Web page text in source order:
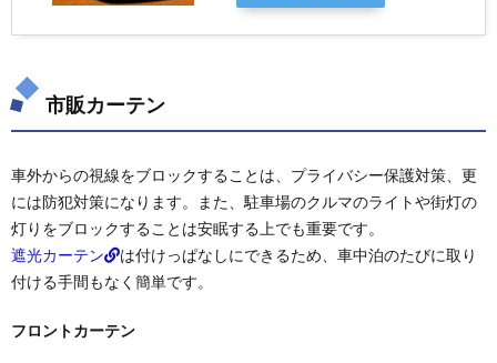
市販カーテン
車外からの視線をブロックすることは、プライバシー保護対策、更
には防犯対策になります。また、駐車場のクルマのライトや街灯の
灯りをブロックすることは安眠する上でも重要です。
遮光カーテン
は付けっぱなしにできるため、車中泊のたびに取り
付ける手間もなく簡単です。
フロントカーテン